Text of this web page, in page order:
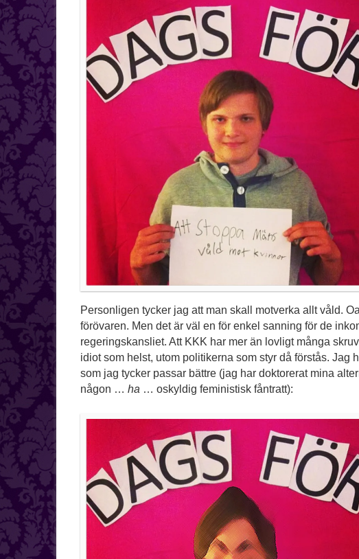
Personligen tycker jag att man skall motverka allt våld.
förövaren. Men det är väl en för enkel sanning för de
regeringskansliet. Att KKK har mer än lovligt många
idiot som helst, utom politikerna som styr då förstås. Jag
som jag tycker passar bättre (jag har doktorerat mina
någon … ha … oskyldig feministisk fåntratt):